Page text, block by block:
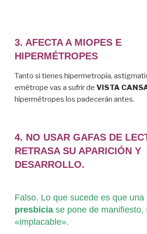
3. AFECTA A MIOPES E
HIPERMÉTROPES
Tanto si tienes hipermetropía,
emétrope vas a sufrir de VISTA
hipermétropes los padecerán antes.
4. NO USAR GAFAS DE
RETRASA SU APARICIÓN Y
DESARROLLO.
Falso. Lo que sucede es que una
presbicia se pone de manifiesto,
«implacable».